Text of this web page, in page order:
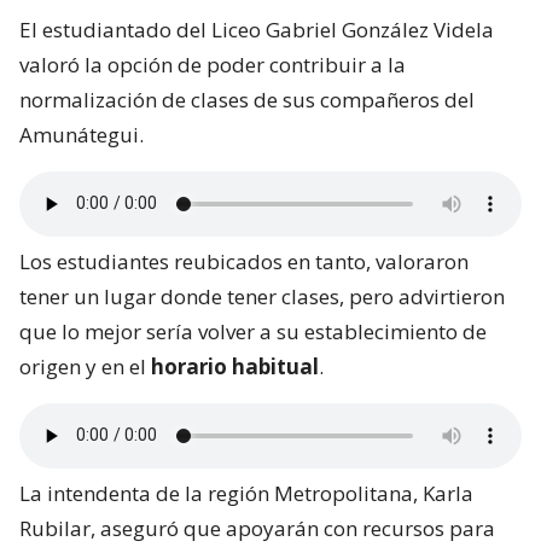
El estudiantado del Liceo Gabriel González Videla
valoró la opción de poder contribuir a la
normalización de clases de sus compañeros del
Amunátegui.
Los estudiantes reubicados en tanto, valoraron
tener un lugar donde tener clases, pero advirtieron
que lo mejor sería volver a su establecimiento de
origen y en el horario habitual.
La intendenta de la región Metropolitana, Karla
Rubilar, aseguró que apoyarán con recursos para